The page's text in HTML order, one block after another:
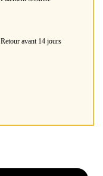
Retour avant 14 jours